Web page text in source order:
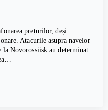
prețurilor, deși
Atacurile asupra navelor
Novorossiisk au determinat